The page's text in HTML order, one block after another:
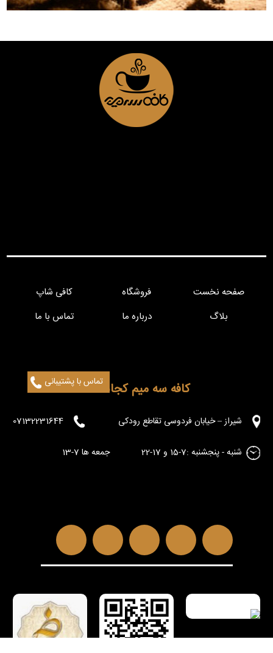
تماس با پشتیبانی
صفحه نخست فروشگاه
کافی شاپ
بلاگ
درباره ما تماس با ما
کافه سه میم کجاست؟
شیراز – خیابان فردوسی تقاطع رودکی 07132231644
شنبه - پنجشنبه :7-15 و 17-22 جمعه ها 7-13